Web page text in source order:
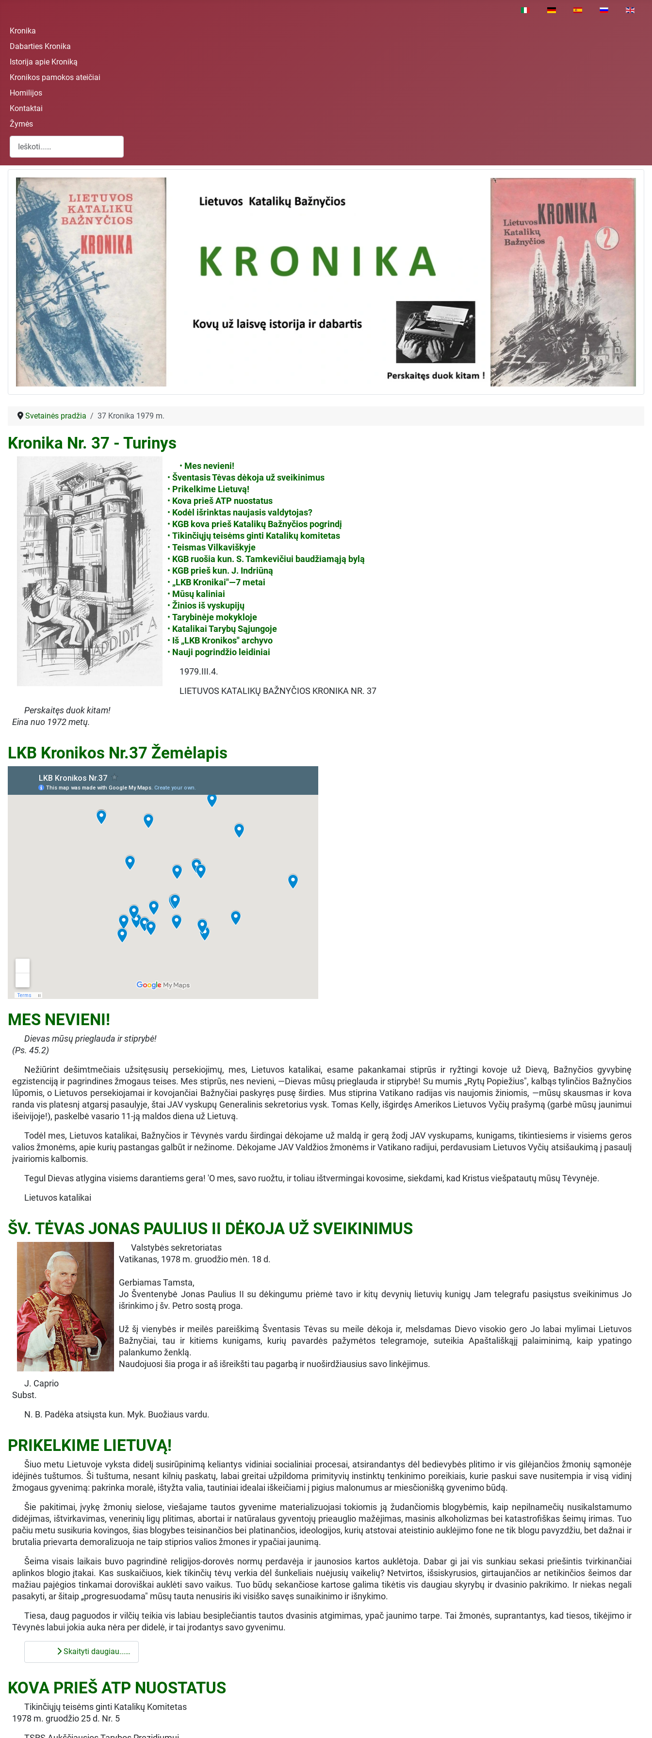
Pasirinkite savo kalbą
Kronika
Dabarties Kronika
Istorija apie Kroniką
Kronikos pamokos ateičiai
Homilijos
Kontaktai
Žymės
Paieška
Svetainės pradžia 37 Kronika 1979 m.
Kronika Nr. 37 - Turinys
• Mes nevieni!
• Šventasis Tėvas dėkoja už sveikinimus
• Prikelkime Lietuvą!
• Kova prieš ATP nuostatus
• Kodėl išrinktas naujasis valdytojas?
• KGB kova prieš Katalikų Bažnyčios pogrindį
• Tikinčiųjų teisėms ginti Katalikų komitetas
• Teismas Vilkaviškyje
• KGB ruošia kun. S. Tamkevičiui baudžiamąją bylą
• KGB prieš kun. J. Indriūną
• „LKB Kronikai"—7 metai
• Mūsų kaliniai
• Žinios iš vyskupijų
• Tarybinėje mokykloje
• Katalikai Tarybų Sąjungoje
• Iš „LKB Kronikos" archyvo
• Nauji pogrindžio leidiniai
1979.III.4.
LIETUVOS KATALIKŲ BAŽNYČIOS KRONIKA NR. 37
Perskaitęs duok kitam!
Eina nuo 1972 metų.
LKB Kronikos Nr.37 Žemėlapis
MES NEVIENI!
Dievas mūsų prieglauda ir stiprybė!
(Ps. 45.2)
Nežiūrint dešimtmečiais užsitęsusių persekiojimų, mes, Lietuvos katalikai, esame pakankamai stiprūs ir ryžtingi kovoje už Dievą, Bažnyčios gyvybinę
egzistenciją ir pagrindines žmogaus teises. Mes stiprūs, nes nevieni, —Dievas mūsų prieglauda ir stiprybė! Su mumis „Rytų Popiežius", kalbąs tylinčios Bažnyčios
lūpomis, o Lietuvos persekiojamai ir kovojančiai Bažnyčiai paskyręs pusę širdies. Mus stiprina Vatikano radijas vis naujomis žiniomis, —mūsų skausmas ir kova
randa vis platesnį atgarsį pasaulyje, štai JAV vyskupų Generalinis sekretorius vysk. Tomas Kelly, išgirdęs Amerikos Lietuvos Vyčių prašymą (garbė mūsų jaunimui
išeivijoje!), paskelbė vasario 11-ją maldos diena už Lietuvą.
Todėl mes, Lietuvos katalikai, Bažnyčios ir Tėvynės vardu širdingai dėkojame už maldą ir gerą žodį JAV vyskupams, kunigams, tikintiesiems ir visiems geros
valios žmonėms, apie kurių pastangas galbūt ir nežinome. Dėkojame JAV Valdžios žmonėms ir Vatikano radijui, perdavusiam Lietuvos Vyčių atsišaukimą į pasaulį
įvairiomis kalbomis.
Tegul Dievas atlygina visiems darantiems gera! 'O mes, savo ruožtu, ir toliau ištvermingai kovosime, siekdami, kad Kristus viešpatautų mūsų Tėvynėje.
Lietuvos katalikai
ŠV. TĖVAS JONAS PAULIUS II DĖKOJA UŽ SVEIKINIMUS
Valstybės sekretoriatas
Vatikanas, 1978 m. gruodžio mėn. 18 d.
Gerbiamas Tamsta,
Jo Šventenybė Jonas Paulius II su dėkingumu priėmė tavo ir kitų devynių lietuvių kunigų Jam telegrafu pasiųstus sveikinimus Jo
išrinkimo į šv. Petro sostą proga.
Už šį vienybės ir meilės pareiškimą Šventasis Tėvas su meile dėkoja ir, melsdamas Dievo visokio gero Jo labai mylimai Lietuvos
Bažnyčiai, tau ir kitiems kunigams, kurių pavardės pažymėtos telegramoje, suteikia Apaštališkąjį palaiminimą, kaip ypatingo
palankumo ženklą.
Naudojuosi šia proga ir aš išreikšti tau pagarbą ir nuoširdžiausius savo linkėjimus.
J. Caprio
Subst.
N. B. Padėka atsiųsta kun. Myk. Buožiaus vardu.
PRIKELKIME LIETUVĄ!
Šiuo metu Lietuvoje vyksta didelį susirūpinimą keliantys vidiniai socialiniai procesai, atsirandantys dėl bedievybės plitimo ir vis gilėjančios žmonių sąmonėje
idėjinės tuštumos. Ši tuštuma, nesant kilnių paskatų, labai greitai užpildoma primityvių instinktų tenkinimo poreikiais, kurie paskui save nusitempia ir visą vidinį
žmogaus gyvenimą: pakrinka moralė, ištyžta valia, tautiniai idealai iškeičiami į pigius malonumus ar miesčionišką gyvenimo būdą.
Šie pakitimai, įvykę žmonių sielose, viešajame tautos gyvenime materializuojasi tokiomis ją žudančiomis blogybėmis, kaip nepilnamečių nusikalstamumo
didėjimas, ištvirkavimas, venerinių ligų plitimas, abortai ir natūralaus gyventojų prieauglio mažėjimas, masinis alkoholizmas bei katastrofiškas šeimų irimas. Tuo
pačiu metu susikuria kovingos, šias blogybes teisinančios bei platinančios, ideologijos, kurių atstovai ateistinio auklėjimo fone ne tik blogu pavyzdžiu, bet dažnai ir
brutalia prievarta demoralizuoja ne taip stiprios valios žmones ir ypačiai jaunimą.
Šeima visais laikais buvo pagrindinė religijos-dorovės normų perdavėja ir jaunosios kartos auklėtoja. Dabar gi jai vis sunkiau sekasi priešintis tvirkinančiai
aplinkos blogio įtakai. Kas suskaičiuos, kiek tikinčių tėvų verkia dėl šunkeliais nuėjusių vaikelių? Netvirtos, išsiskyrusios, girtaujančios ar netikinčios šeimos dar
mažiau pajėgios tinkamai doroviškai auklėti savo vaikus. Tuo būdų sekančiose kartose galima tikėtis vis daugiau skyrybų ir dvasinio pakrikimo. Ir niekas negali
pasakyti, ar šitaip „progresuodama" mūsų tauta nenusiris iki visiško savęs sunaikinimo ir išnykimo.
Tiesa, daug paguodos ir vilčių teikia vis labiau besiplečiantis tautos dvasinis atgimimas, ypač jaunimo tarpe. Tai žmonės, suprantantys, kad tiesos, tikėjimo ir
Tėvynės labui jokia auka nėra per didelė, ir tai įrodantys savo gyvenimu.
Skaityti daugiau...…
KOVA PRIEŠ ATP NUOSTATUS
Tikinčiųjų teisėms ginti Katalikų Komitetas
1978 m. gruodžio 25 d. Nr. 5